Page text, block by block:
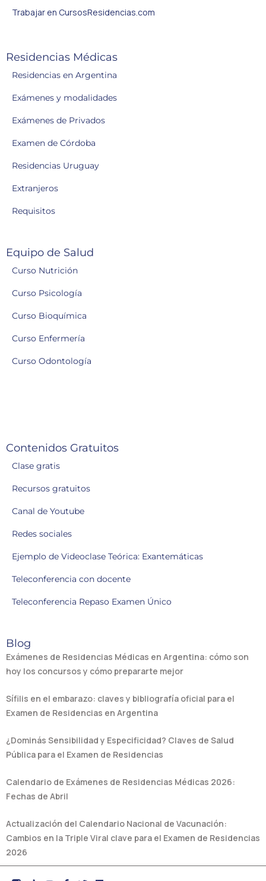
Trabajar en CursosResidencias.com
Residencias Médicas
Residencias en Argentina
Exámenes y modalidades
Exámenes de Privados
Examen de Córdoba
Residencias Uruguay
Extranjeros
Requisitos
Equipo de Salud
Curso Nutrición
Curso Psicología
Curso Bioquímica
Curso Enfermería
Curso Odontología
Contenidos Gratuitos
Clase gratis
Recursos gratuitos
Canal de Youtube
Redes sociales
Ejemplo de Videoclase Teórica: Exantemáticas
Teleconferencia con docente
Teleconferencia Repaso Examen Único
Blog
Exámenes de Residencias Médicas en Argentina: cómo son
hoy los concursos y cómo prepararte mejor
Sífilis en el embarazo: claves y bibliografía oficial para el
Examen de Residencias en Argentina
¿Dominás Sensibilidad y Especificidad? Claves de Salud
Pública para el Examen de Residencias
Calendario de Exámenes de Residencias Médicas 2026:
Fechas de Abril
Actualización del Calendario Nacional de Vacunación:
Cambios en la Triple Viral clave para el Examen de Residencias
2026